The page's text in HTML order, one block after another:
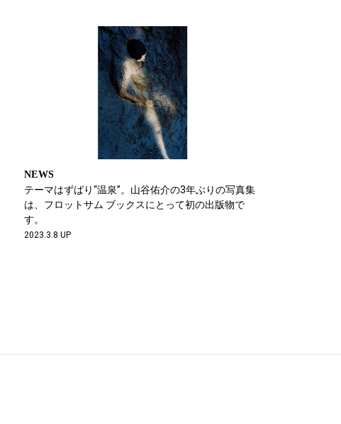
NEWS
テーマはずばり“温泉”。山谷佑介の3年ぶりの写真集
は、フロットサム ブックスにとって初の出版物で
す。
2023.3.8 UP